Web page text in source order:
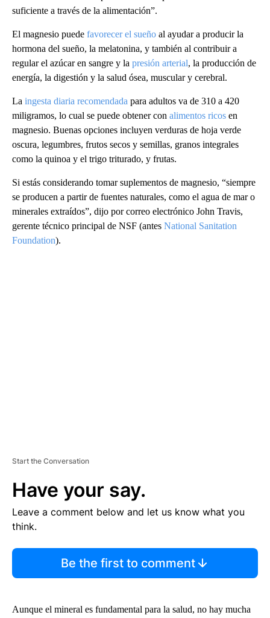
suficiente a través de la alimentación”.
El magnesio puede favorecer el sueño al ayudar a producir la
hormona del sueño, la melatonina, y también al contribuir a
regular el azúcar en sangre y la presión arterial, la producción de
energía, la digestión y la salud ósea, muscular y cerebral.
La ingesta diaria recomendada para adultos va de 310 a 420
miligramos, lo cual se puede obtener con alimentos ricos en
magnesio. Buenas opciones incluyen verduras de hoja verde
oscura, legumbres, frutos secos y semillas, granos integrales
como la quinoa y el trigo triturado, y frutas.
Si estás considerando tomar suplementos de magnesio, “siempre
se producen a partir de fuentes naturales, como el agua de mar o
minerales extraídos”, dijo por correo electrónico John Travis,
gerente técnico principal de NSF (antes National Sanitation
Foundation).
Start the Conversation
Have your say.
Leave a comment below and let us know what you
think.
Be the first to comment
Aunque el mineral es fundamental para la salud, no hay mucha